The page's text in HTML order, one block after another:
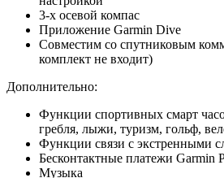
3-х осевой компас
Приложение Garmin Dive
Совместим со спутниковым
комплект не входит)
Дополнительно:
Функции спортивных смарт
гребля, лыжи, туризм, гольф,
Функции связи с экстренными
Бесконтактные платежи Garmin
Музыка